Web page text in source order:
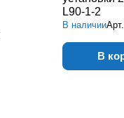
L90-1-2
В наличииАрт.
В